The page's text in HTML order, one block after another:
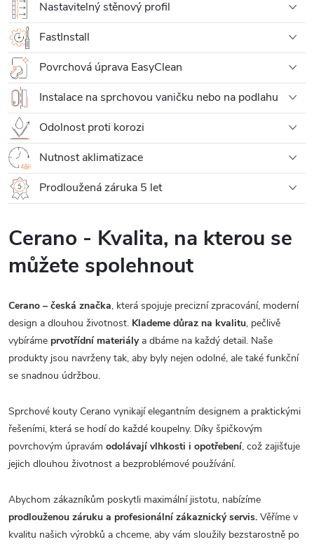
Nastavitelný stěnový profil
FastInstall
Povrchová úprava EasyClean
Instalace na sprchovou vaničku nebo na podlahu
Odolnost proti korozi
Nutnost aklimatizace
Prodloužená záruka 5 let
Cerano - Kvalita, na kterou se
můžete spolehnout
Cerano – česká značka, která spojuje precizní zpracování, moderní
design a dlouhou životnost. Klademe důraz na kvalitu, pečlivě
vybíráme prvotřídní materiálya dbáme na každý detail. Naše
produkty jsou navrženy tak, aby byly nejen odolné, ale také funkční
se snadnou údržbou.
Sprchové kouty Cerano vynikají elegantním designem a praktickými
řešeními, která se hodí do každé koupelny. Díky špičkovým
povrchovým úpravám odolávají vlhkosti i opotřebení, což zajišťuje
jejich dlouhou životnost a bezproblémové používání.
Abychom zákazníkům poskytli maximální jistotu, nabízíme
prodlouženou záruku a profesionální zákaznický servis. Věříme v
kvalitu našich výrobků a chceme, aby vám sloužily bezstarostně po